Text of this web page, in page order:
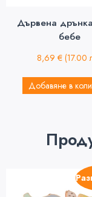
Дървена
бебе
8,69 € (17.00
Добавяне в